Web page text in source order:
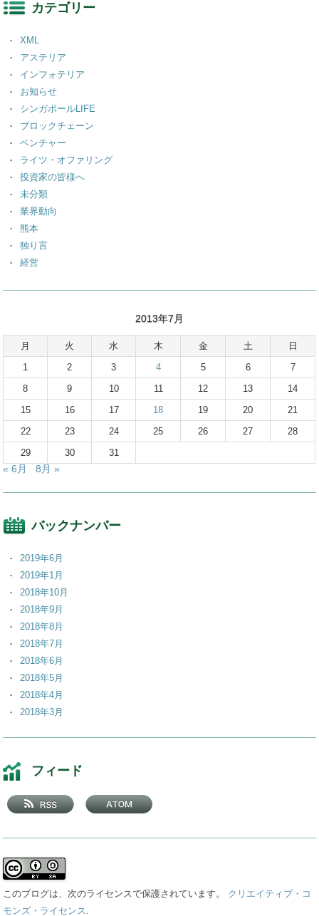
カテゴリー
XML
アステリア
インフォテリア
お知らせ
シンガポールLIFE
ブロックチェーン
ベンチャー
ライツ・オファリング
投資家の皆様へ
未分類
業界動向
熊本
独り言
経営
2013年7月
月 火 水 木 金 土
日
1
2 3 4 5 6
7
8
9 10 11 12 13
14
15
16 17 18 19 20
21
22
23 24 25 26 27
28
29
30 31
« 6月 8月 »
バックナンバー
2019年6月
2019年1月
2018年10月
2018年9月
2018年8月
2018年7月
2018年6月
2018年5月
2018年4月
2018年3月
2017年12月
2017年11月
2017年10月
2017年9月
2017年6月
2017年5月
2017年4月
フィード
このブログは、次のライセンスで保護されています。 クリエイティブ・コ
モンズ・ライセンス.